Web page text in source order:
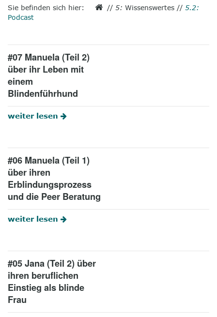
2
Aktuelles
4
Unsere Leistungen
5
Wissenswertes
6
Unterstützen
Sie befinden sich hier: //5:Wissenswertes //5.2:
Podcast
#07 Manuela (Teil 2)
über ihr Leben mit
einem
Blindenführhund
weiter lesen
#06 Manuela (Teil 1)
über ihren
Erblindungsprozess
und die Peer Beratung
weiter lesen
#05 Jana (Teil 2) über
ihren beruflichen
Einstieg als blinde
Frau